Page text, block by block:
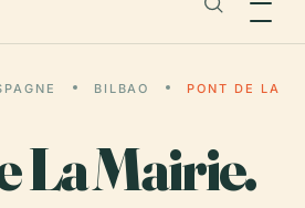
BILBAO
PONT DE LA
La Mairie.